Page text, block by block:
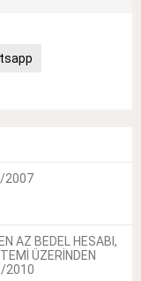
/2007
AZ BEDEL HESABI,
ÜZERİNDEN
/2010